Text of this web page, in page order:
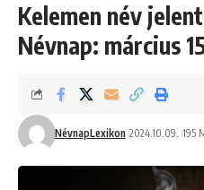
Kelemen név
Névnap: március
NévnapLexikon 2024.10.09. 195